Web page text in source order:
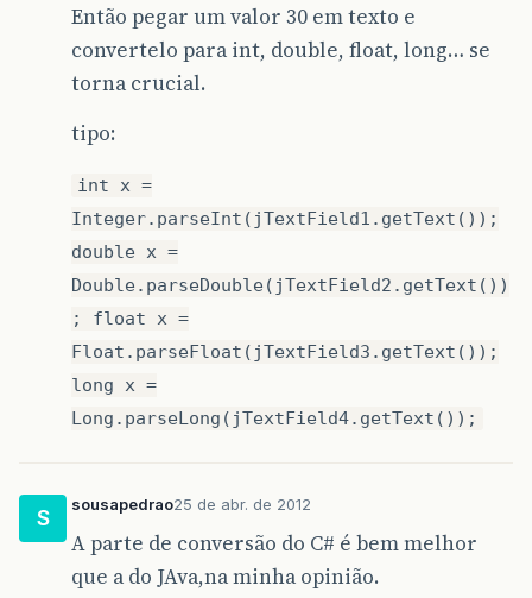
Então pegar um valor 30 em texto e
convertelo para int, double, float, long… se
torna crucial.
tipo:
int x =
Integer.parseInt(jTextField1.getText());
double x =
Double.parseDouble(jTextField2.getText())
; float x =
Float.parseFloat(jTextField3.getText());
long x =
Long.parseLong(jTextField4.getText());
S
sousapedrao25 de abr. de 2012
A parte de conversão do C# é bem melhor
que a do JAva,na minha opinião.